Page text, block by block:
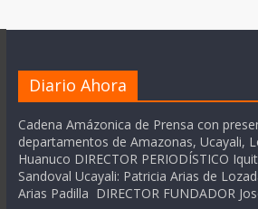
Diario Ahora
Cadena Amázonica de Prensa con
departamentos de Amazonas, Ucayali,
Huanuco DIRECTOR PERIODÍSTICO
Sandoval Ucayali: Patricia Arias de
Arias Padilla DIRECTOR FUNDADOR